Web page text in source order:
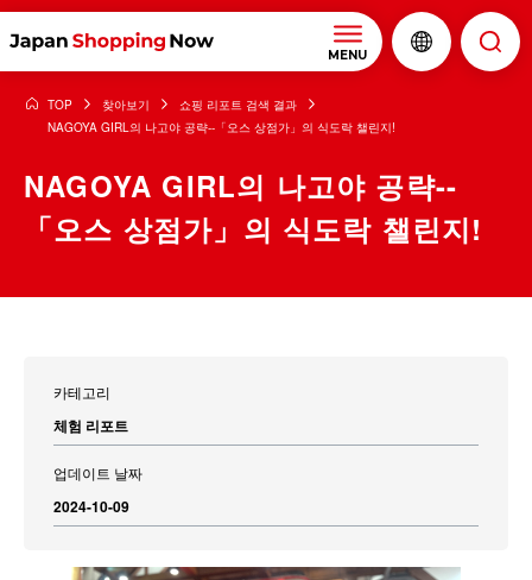
MENU
TOP 찾아보기
쇼핑 리포트 검색 결과
NAGOYA GIRL의 나고야 공략--「오스 상점가」의 식도락 챌린지!
NAGOYA GIRL의 나고야 공략--
「오스 상점가」의 식도락 챌린지!
카테고리
체험 리포트
업데이트 날짜
2024-10-09